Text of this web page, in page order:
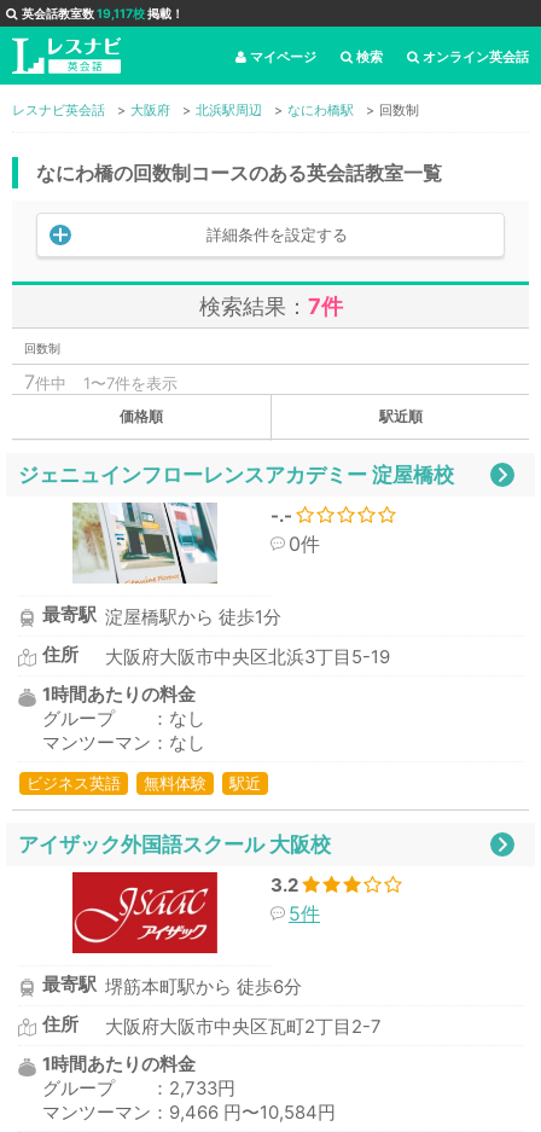
英会話教室数19,117校掲載！
オンライン英会話
検索
マイページ
レスナビ英会話 大阪府 北浜駅周辺 なにわ橋駅 回数制
なにわ橋の回数制コースのある英会話教室一覧
詳細条件を設定する
検索結果： 7件
回数制
7件中 1〜7件を表示
価格順 駅近順
ジェニュインフローレンスアカデミー 淀屋橋校
-.-
0件
最寄駅 淀屋橋駅から 徒歩1分
住所
大阪府大阪市中央区北浜3丁目5-19
1時間あたりの料金
グループ ：なし
マンツーマン：なし
ビジネス英語 無料体験 駅近
アイザック外国語スクール 大阪校
3.2
5件
最寄駅 堺筋本町駅から 徒歩6分
住所
大阪府大阪市中央区瓦町2丁目2-7
1時間あたりの料金
グループ ：2,733円
マンツーマン：9,466 円〜10,584円